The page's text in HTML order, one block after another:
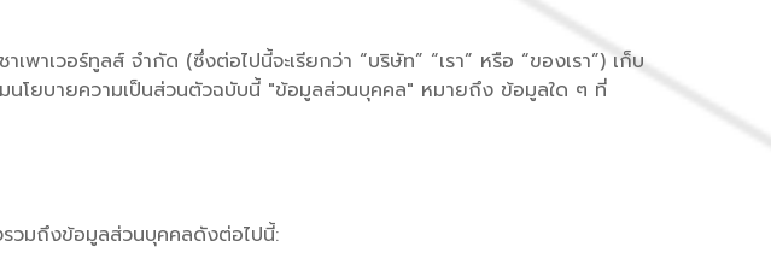
าเวอร์ทูลส์ จำกัด (ซึ่งต่อไปนี้จะเรียกว่า “บริษัท” “เรา” หรือ “ของเรา”) เก็บ
นโยบายความเป็นส่วนตัวฉบับนี้ "ข้อมูลส่วนบุคคล" หมายถึง ข้อมูลใด ๆ ที่
รวมถึงข้อมูลส่วนบุคคลดังต่อไปนี้: